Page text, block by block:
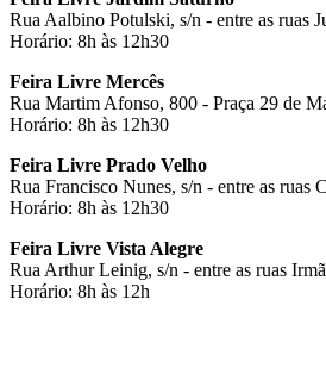
Rua Aalbino Potulski, s/n - entre as ruas
Horário: 8h às 12h30
Feira Livre Mercês
Rua Martim Afonso, 800 - Praça 29 de
Horário: 8h às 12h30
Feira Livre Prado Velho
Rua Francisco Nunes, s/n - entre as ruas
Horário: 8h às 12h30
Feira Livre Vista Alegre
Rua Arthur Leinig, s/n - entre as ruas
Horário: 8h às 12h